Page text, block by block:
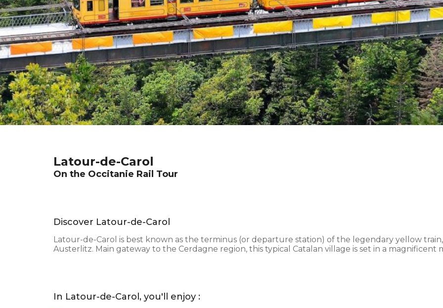
Latour-de-Carol
On the Occitanie Rail Tour
Discover Latour-de-Carol
Latour-de-Carol is best known as the terminus (or departure station) of the legendary yellow
Austerlitz. Main gateway to the Cerdagne region, this typical Catalan village is set in a magnificent
In Latour-de-Carol, you'll enjoy :